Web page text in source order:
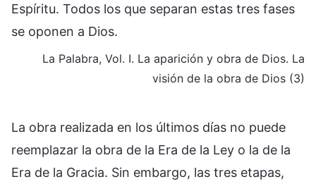
Espíritu. Todos los que separan estas tres fases
se oponen a Dios.
La Palabra, Vol. I. La aparición y obra de Dios. La
visión de la obra de Dios (3)
La obra realizada en los últimos días no puede
reemplazar la obra de la Era de la Ley o la de la
Era de la Gracia. Sin embargo, las tres etapas,